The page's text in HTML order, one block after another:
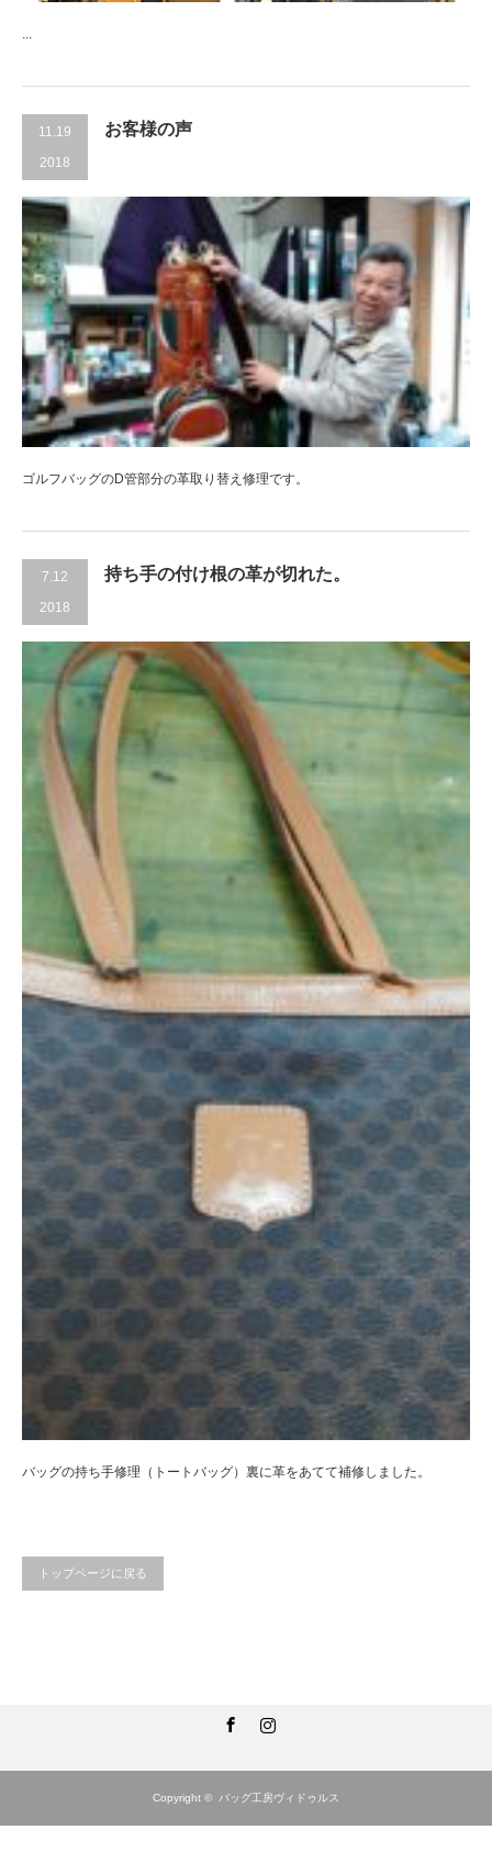
...
11.19
2018
お客様の声
ゴルフバッグのD管部分の革取り替え修理です。
7.12
2018
持ち手の付け根の革が切れた。
バッグの持ち手修理（トートバッグ）裏に革をあてて補修しました。
トップページに戻る
Copyright © バッグ工房ヴィドゥルス